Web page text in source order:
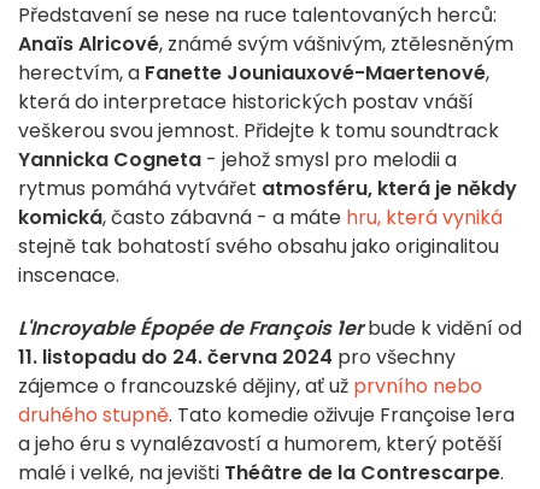
Představení se nese na ruce talentovaných herců:
Anaïs Alricové, známé svým vášnivým, ztělesněným
herectvím, a Fanette Jouniauxové-Maertenové,
která do interpretace historických postav vnáší
veškerou svou jemnost. Přidejte k tomu soundtrack
Yannicka Cogneta - jehož smysl pro melodii a
rytmus pomáhá vytvářet atmosféru, která je někdy
komická, často zábavná - a máte hru, která vyniká
stejně tak bohatostí svého obsahu jako originalitou
inscenace.
L'Incroyable Épopée de François 1erbude k vidění od
11. listopadu do 24. června 2024 pro všechny
zájemce o francouzské dějiny, ať už prvního nebo
druhého stupně. Tato komedie oživuje Françoise 1era
a jeho éru s vynalézavostí a humorem, který potěší
malé i velké, na jevišti Théâtre de la Contrescarpe.